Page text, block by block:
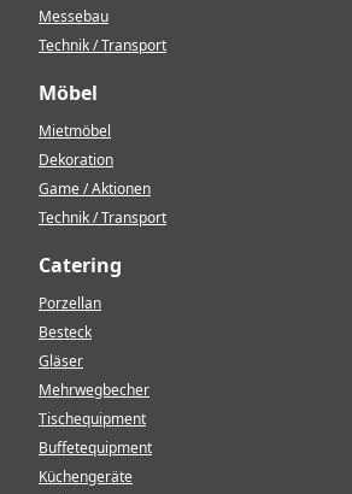
Messebau
Technik / Transport
Möbel
Mietmöbel
Dekoration
Game / Aktionen
Technik / Transport
Catering
Porzellan
Besteck
Gläser
Mehrwegbecher
Tischequipment
Buffetequipment
Küchengeräte